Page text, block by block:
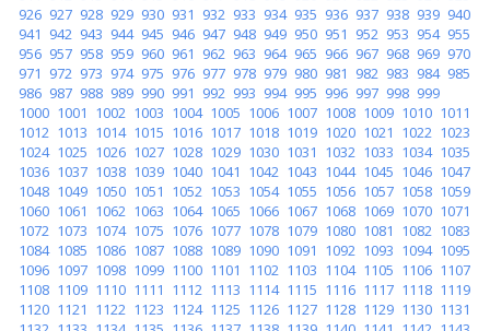
926 927 928 929 930 931 932 933 934 935 936 937 938 939 940
941 942 943 944 945 946 947 948 949 950 951 952 953 954 955
956 957 958 959 960 961 962 963 964 965 966 967 968 969 970
971 972 973 974 975 976 977 978 979 980 981 982 983 984 985
986 987 988 989 990 991 992 993 994 995 996 997 998 999
1000 1001 1002 1003 1004 1005 1006 1007 1008 1009 1010 1011
1012 1013 1014 1015 1016 1017 1018 1019 1020 1021 1022 1023
1024 1025 1026 1027 1028 1029 1030 1031 1032 1033 1034 1035
1036 1037 1038 1039 1040 1041 1042 1043 1044 1045 1046 1047
1048 1049 1050 1051 1052 1053 1054 1055 1056 1057 1058 1059
1060 1061 1062 1063 1064 1065 1066 1067 1068 1069 1070 1071
1072 1073 1074 1075 1076 1077 1078 1079 1080 1081 1082 1083
1084 1085 1086 1087 1088 1089 1090 1091 1092 1093 1094 1095
1096 1097 1098 1099 1100 1101 1102 1103 1104 1105 1106 1107
1108 1109 1110 1111 1112 1113 1114 1115 1116 1117 1118 1119
1120 1121 1122 1123 1124 1125 1126 1127 1128 1129 1130 1131